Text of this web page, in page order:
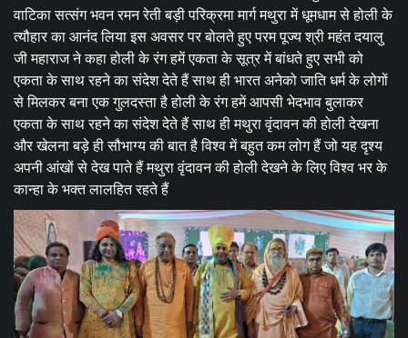
वाटिका सत्संग भवन रमन रेती बड़ी परिक्रमा मार्ग मथुरा में धूमधाम से होली के
त्यौहार का आनंद लिया इस अवसर पर बोलते हुए परम पूज्य श्री महंत दयालु
जी महाराज ने कहा होली के रंग हमें एकता के सूत्र में बांधते हुए सभी को
एकता के साथ रहने का संदेश देते हैं साथ ही भारत अनेको जाति धर्म के लोगों
से मिलकर बना एक गुलदस्ता है होली के रंग हमें आपसी भेदभाव बुलाकर
एकता के साथ रहने का संदेश देते हैं साथ ही मथुरा वृंदावन की होली देखना
और खेलना बड़े ही सौभाग्य की बात है विश्व में बहुत कम लोग हैं जो यह दृश्य
अपनी आंखों से देख पाते हैं मथुरा वृंदावन की होली देखने के लिए विश्व भर के
कान्हा के भक्त लालहित रहते हैं